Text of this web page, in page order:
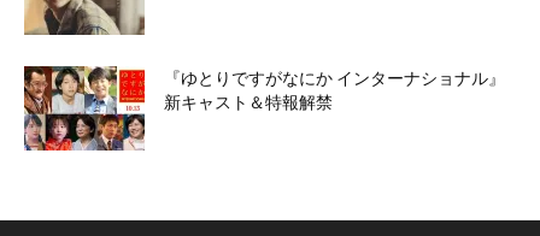
『ゆとりですがなにか インターナショナル』
新キャスト＆特報解禁